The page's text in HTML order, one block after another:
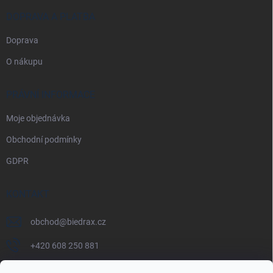
DOPRAVA A PLATBA
Doprava
O nákupu
PRÁVNÍ INFORMACE
Moje objednávka
Obchodní podmínky
GDPR
KONTAKT
obchod@biedrax.cz
+420 608 250 881